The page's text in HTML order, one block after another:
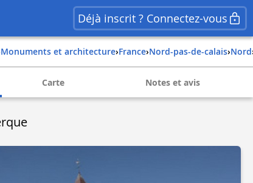
Déjà inscrit ? Connectez-vous
Monuments et architecture› france› nord-pas-de-calais› nord
Carte Notes et avis